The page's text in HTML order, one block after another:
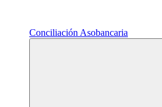
Conciliación Asobancaria